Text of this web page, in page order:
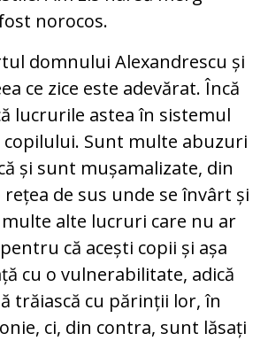
norocos.
domnului Alexandrescu și
ce zice este adevărat. Încă
lucrurile astea în sistemul
copilului. Sunt multe abuzuri
și sunt mușamalizate, din
rețea de sus unde se învârt și
multe alte lucruri care nu ar
că acești copii și așa
cu o vulnerabilitate, adică
trăiască cu părinții lor, în
ci, din contra, sunt lăsați